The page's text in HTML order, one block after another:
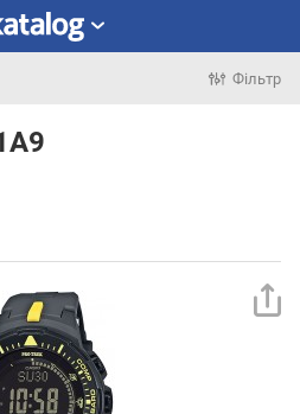
Фільтр